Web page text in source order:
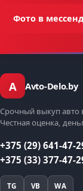
Фото в
A Avto-Delo.by
Срочный выкуп авто
Честная оценка,
+375 (29) 641-47-
+375 (33) 377-47-
TG VB
WA